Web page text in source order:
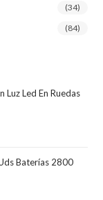
(34)
(84)
Led En Ruedas
Baterías 2800